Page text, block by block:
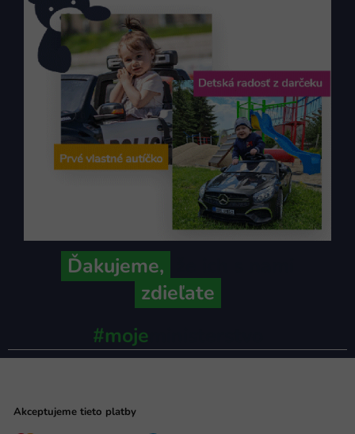
Ďakujeme,
zdieľate
#moje
Akceptujeme tieto platby